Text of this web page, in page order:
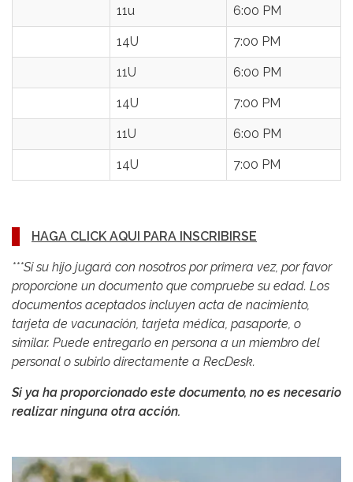
11u 6:00 PM
14U 7:00 PM
11U 6:00 PM
14U 7:00 PM
11U 6:00 PM
14U 7:00 PM
HAGA CLICK AQUI PARA INSCRIBIRSE
***Si su hijo jugará con nosotros por primera vez, por favor
proporcione un documento que compruebe su edad. Los
documentos aceptados incluyen acta de nacimiento,
tarjeta de vacunación, tarjeta médica, pasaporte, o
similar. Puede entregarlo en persona a un miembro del
personal o subirlo directamente a RecDesk.
Si ya ha proporcionado este documento, no es necesario
realizar ninguna otra acción.